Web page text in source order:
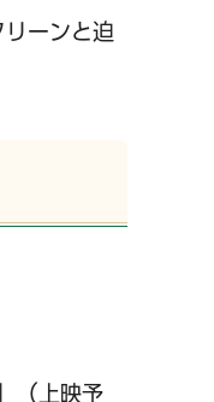
ーンと迫
（上映予